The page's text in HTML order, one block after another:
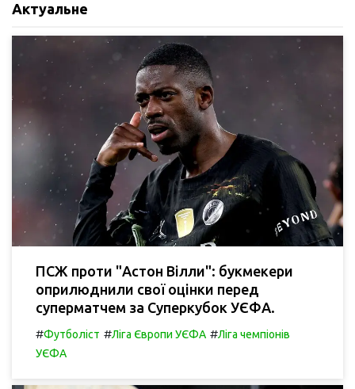
Актуальне
ПСЖ проти "Астон Вілли": букмекери
оприлюднили свої оцінки перед
суперматчем за Суперкубок УЄФА.
#Футболіст #Ліга Європи УЄФА #Ліга чемпіонів
УЄФА